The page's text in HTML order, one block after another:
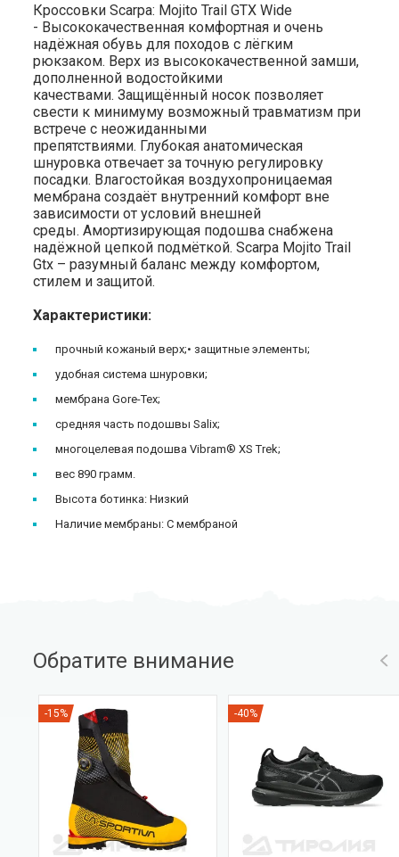
Кроссовки Scarpa: Mojito Trail GTX Wide
- Высококачественная комфортная и очень
надёжная обувь для походов с лёгким
рюкзаком. Верх из высококачественной замши,
дополненной водостойкими
качествами. Защищённый носок позволяет
свести к минимуму возможный травматизм при
встрече с неожиданными
препятствиями. Глубокая анатомическая
шнуровка отвечает за точную регулировку
посадки. Влагостойкая воздухопроницаемая
мембрана создаёт внутренний комфорт вне
зависимости от условий внешней
среды. Амортизирующая подошва снабжена
надёжной цепкой подмёткой. Scarpa Mojito Trail
Gtx – разумный баланс между комфортом,
стилем и защитой.
Характеристики:
прочный кожаный верх;• защитные элементы;
удобная система шнуровки;
мембрана Gore-Tex;
средняя часть подошвы Salix;
многоцелевая подошва Vibram® XS Trek;
вес 890 грамм.
Высота ботинка: Низкий
Наличие мембраны: С мембраной
Обратите внимание
-15% -40%